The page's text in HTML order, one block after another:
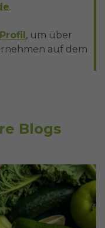
.
, um über
auf dem
Blogs